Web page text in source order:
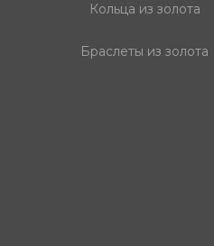
Кольца из золота
Браслеты из золота